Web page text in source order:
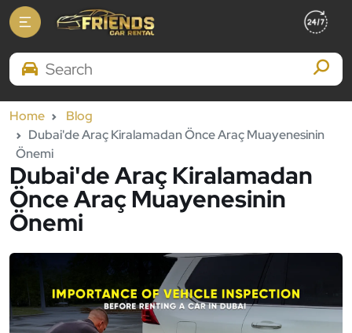
Search Brands
Home
Blog
Dubai'de Araç Kiralamadan Önce Araç Muayenesinin
Önemi
Dubai'de Araç Kiralamadan
Önce Araç Muayenesinin
Önemi